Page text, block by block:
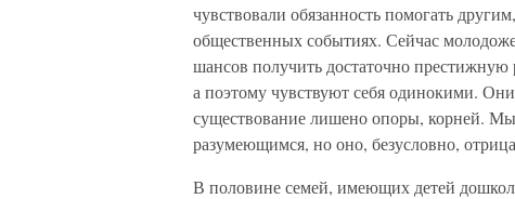
чувствовали обязанность помогать
общественных событиях. Сейчас
шансов получить достаточно престижную
а поэтому чувствуют себя одинокими.
существование лишено опоры, корней.
разумеющимся, но оно, безусловно,
В половине семей, имеющих детей